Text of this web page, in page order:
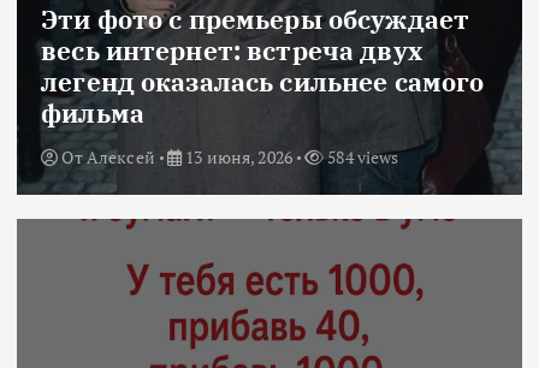
Эти фото с премьеры обсуждает
весь интернет: встреча двух
легенд оказалась сильнее самого
фильма
ОтАлексей 13 июня, 2026 584 views